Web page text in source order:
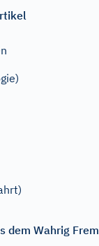
dem Wahrig